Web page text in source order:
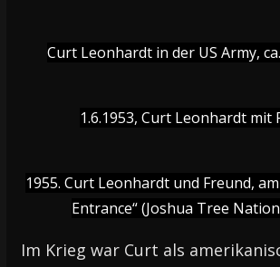
Curt Leonhardt in der US Army,
1.6.1953, Curt Leonhardt mit
1955. Curt Leonhardt und Freund,
Entrance“ (Joshua Tree
Im Krieg war Curt als